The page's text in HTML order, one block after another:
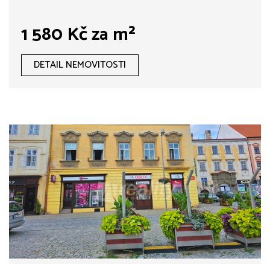
1 580 Kč za m²
DETAIL NEMOVITOSTI